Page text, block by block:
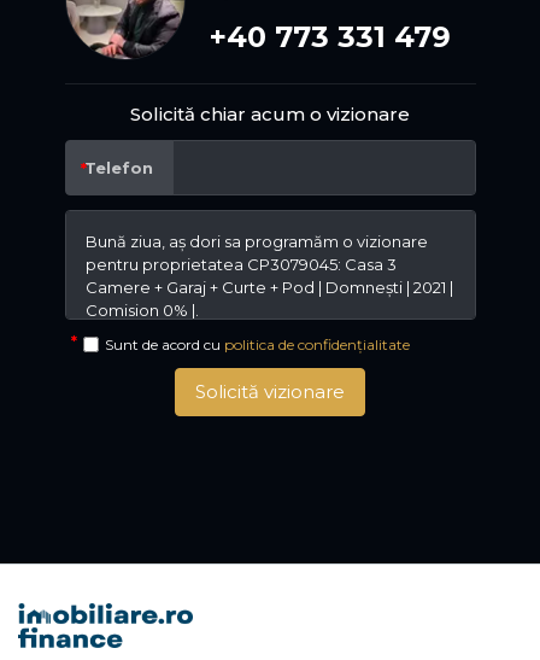
+40 773 331 479
Solicită chiar acum o vizionare
Telefon
Sunt de acord cu politica de confidențialitate
Solicită vizionare